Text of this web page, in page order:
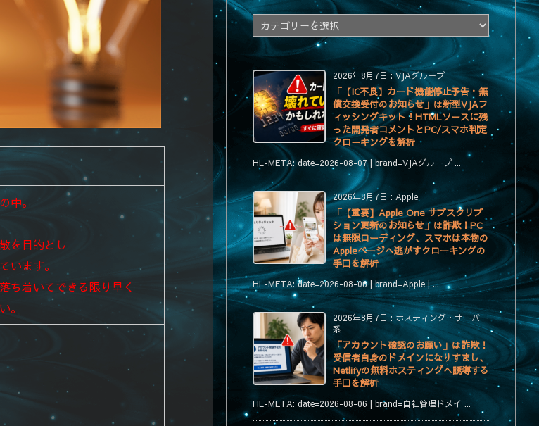
中。
を目的とし
います。
ち着いてできる限り早く
。
カ
テ
ゴ
ー
2026年8月7日:VJAグループ
「【IC不良】カード機能停止予告・無
償交換受付のお知らせ」は新型VJAフ
ィッシングキット！HTMLソースに残
った開発者コメントとPC/スマホ判定
クローキングを解析
HL-META: date=2026-08-07 | brand=VJAグループ ...
2026年8月7日 : Apple
「【重要】Apple One サブスクリプ
ション更新のお知らせ」は詐欺！PC
は無限ローディング、スマホは本物の
Appleページへ逃がすクローキングの
手口を解析
HL-META: date=2026-08-06 | brand=Apple | ...
2026年8月7日 : ホスティング・サーバー
系
「アカウント確認のお願い」は詐欺！
受信者自身のドメインになりすまし、
Netlifyの無料ホスティングへ誘導する
手口を解析
HL-META: date=2026-08-06 | brand=自社管理ドメイ ...